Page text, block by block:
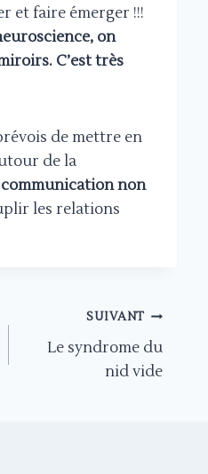
et faire émerger !!!
on
C’est très
de mettre en
de la
communication non
les relations
SUIVANT
Le syndrome du
nid vide